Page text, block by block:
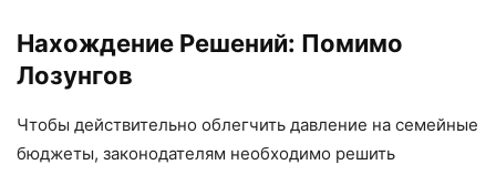
Нахождение Решений: Помимо
Лозунгов
Чтобы действительно облегчить давление на семейные
бюджеты, законодателям необходимо решить